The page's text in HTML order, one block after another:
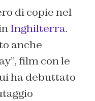
di copie nel
Inghilterra.
anche
film con le
ha debuttato